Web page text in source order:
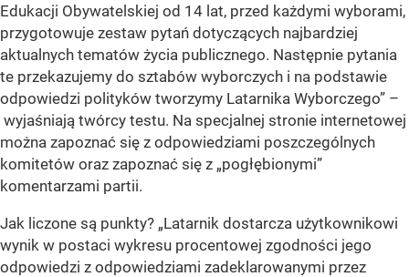
Edukacji Obywatelskiej od 14 lat, przed każdymi wyborami,
przygotowuje zestaw pytań dotyczących najbardziej
aktualnych tematów życia publicznego. Następnie pytania
te przekazujemy do sztabów wyborczych i na podstawie
odpowiedzi polityków tworzymy Latarnika Wyborczego” –
wyjaśniają twórcy testu. Na specjalnej stronie internetowej
można zapoznać się z odpowiedziami poszczególnych
komitetów oraz zapoznać się z „pogłębionymi”
komentarzami partii.
Jak liczone są punkty? „Latarnik dostarcza użytkownikowi
wynik w postaci wykresu procentowej zgodności jego
odpowiedzi z odpowiedziami zadeklarowanymi przez